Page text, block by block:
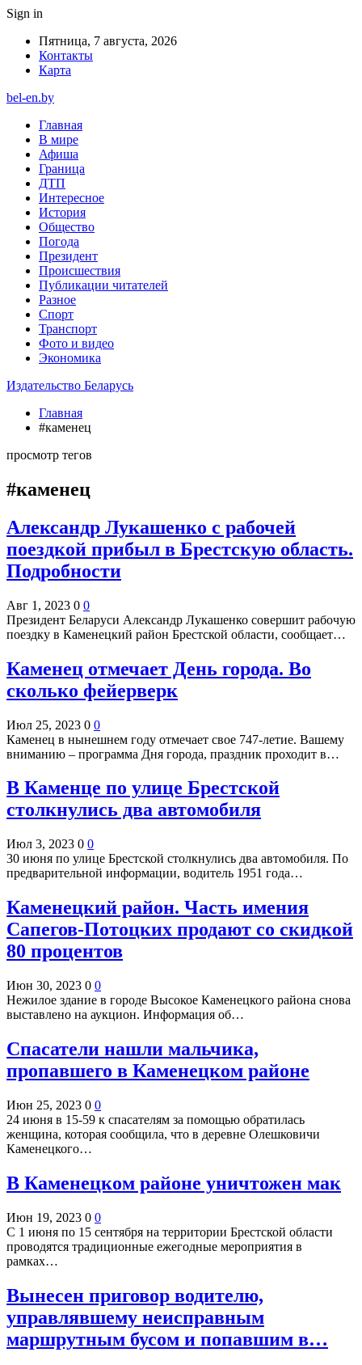
Sign in
Пятница, 7 августа, 2026
Контакты
Карта
bel-en.by
Главная
В мире
Афиша
Граница
ДТП
Интересное
История
Общество
Погода
Президент
Происшествия
Публикации читателей
Разное
Спорт
Транспорт
Фото и видео
Экономика
Издательство Беларусь
Главная
#каменец
просмотр тегов
#каменец
Александр Лукашенко с рабочей
поездкой прибыл в Брестскую область.
Подробности
Авг 1, 2023 0 0
Президент Беларуси Александр Лукашенко совершит рабочую
поездку в Каменецкий район Брестской области, сообщает…
Каменец отмечает День города. Во
сколько фейерверк
Июл 25, 2023 0 0
Каменец в нынешнем году отмечает свое 747-летие. Вашему
вниманию – программа Дня города, праздник проходит в…
В Каменце по улице Брестской
столкнулись два автомобиля
Июл 3, 2023 0 0
30 июня по улице Брестской столкнулись два автомобиля. По
предварительной информации, водитель 1951 года…
Каменецкий район. Часть имения
Сапегов-Потоцких продают со скидкой
80 процентов
Июн 30, 2023 0 0
Нежилое здание в городе Высокое Каменецкого района снова
выставлено на аукцион. Информация об…
Спасатели нашли мальчика,
пропавшего в Каменецком районе
Июн 25, 2023 0 0
24 июня в 15-59 к спасателям за помощью обратилась
женщина, которая сообщила, что в деревне Олешковичи
Каменецкого…
В Каменецком районе уничтожен мак
Июн 19, 2023 0 0
С 1 июня по 15 сентября на территории Брестской области
проводятся традиционные ежегодные мероприятия в
рамках…
Вынесен приговор водителю,
управлявшему неисправным
маршрутным бусом и попавшим в…